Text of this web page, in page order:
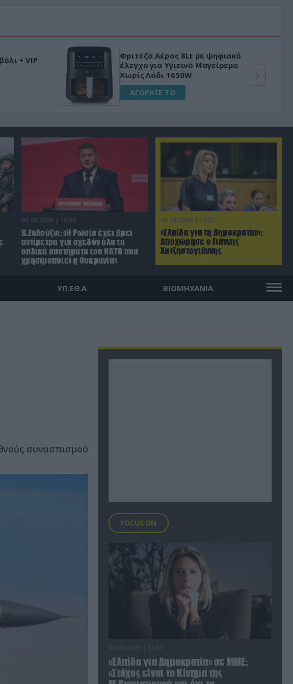
+ VIP
Φριτέζα Αέρος 8Lt με ψηφιακό
έλεγχο για Υγιεινό Μαγείρεμα
Χωρίς Λάδι 1650W
ΑΓΟΡΑΣΕ ΤΟ
06.08.2026 | 16:02
«Ελπίδα για τη Δημοκρατία»:
Αποχώρησε ο Γιάννης
Χατζηστογιάννης
06.08.2026 | 16:02
Β.Ζαλούζνι: «Η Ρωσία έχει βρει
αντίμετρα για σχεδόν όλα τα
οπλικά συστήματα του ΝΑΤΟ που
χρησιμοποιεί η Ουκρανία»
ΥΠ.ΕΘ.Α ΒΙΟΜΗΧΑΝΙΑ
συνασπισμού
FOCUS ON
«Ελπίδα για Δημοκρατία» σε ΜΜΕ:
«Στόχος είναι το Κίνημα της